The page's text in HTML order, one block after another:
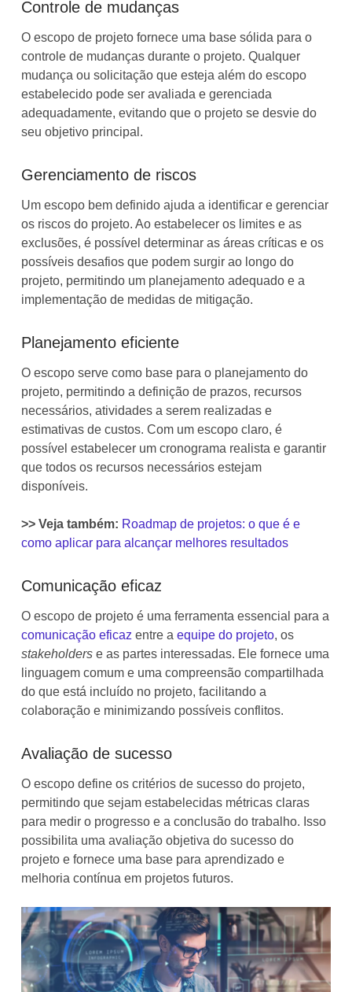
Controle de mudanças
O escopo de projeto fornece uma base sólida para o
controle de mudanças durante o projeto. Qualquer
mudança ou solicitação que esteja além do escopo
estabelecido pode ser avaliada e gerenciada
adequadamente, evitando que o projeto se desvie do
seu objetivo principal.
Gerenciamento de riscos
Um escopo bem definido ajuda a identificar e gerenciar
os riscos do projeto. Ao estabelecer os limites e as
exclusões, é possível determinar as áreas críticas e os
possíveis desafios que podem surgir ao longo do
projeto, permitindo um planejamento adequado e a
implementação de medidas de mitigação.
Planejamento eficiente
O escopo serve como base para o planejamento do
projeto, permitindo a definição de prazos, recursos
necessários, atividades a serem realizadas e
estimativas de custos. Com um escopo claro, é
possível estabelecer um cronograma realista e garantir
que todos os recursos necessários estejam
disponíveis.
>> Veja também: Roadmap de projetos: o que é e
como aplicar para alcançar melhores resultados
Comunicação eficaz
O escopo de projeto é uma ferramenta essencial para a
comunicação eficaz entre a equipe do projeto, os
stakeholders e as partes interessadas. Ele fornece uma
linguagem comum e uma compreensão compartilhada
do que está incluído no projeto, facilitando a
colaboração e minimizando possíveis conflitos.
Avaliação de sucesso
O escopo define os critérios de sucesso do projeto,
permitindo que sejam estabelecidas métricas claras
para medir o progresso e a conclusão do trabalho. Isso
possibilita uma avaliação objetiva do sucesso do
projeto e fornece uma base para aprendizado e
melhoria contínua em projetos futuros.